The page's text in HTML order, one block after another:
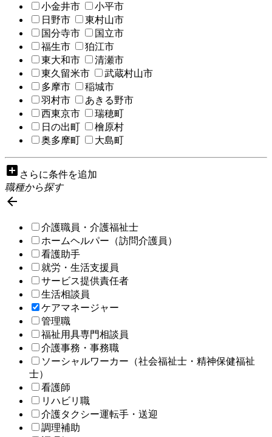
小金井市
小平市
日野市
東村山市
国分寺市
国立市
福生市
狛江市
東大和市
清瀬市
東久留米市
武蔵村山市
多摩市
稲城市
羽村市
あきる野市
西東京市
瑞穂町
日の出町
檜原村
奥多摩町
大島町
add_box さらに条件を追加
職種から探す

介護職員・介護福祉士
ホームヘルパー（訪問介護員）
看護助手
就労・生活支援員
サービス提供責任者
生活相談員
ケアマネージャー
管理職
福祉用具専門相談員
介護事務・事務職
ソーシャルワーカー（社会福祉士・精神保健福祉
士）
看護師
リハビリ職
介護タクシー運転手・送迎
調理補助